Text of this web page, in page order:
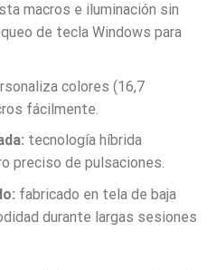
macros e iluminación sin
de tecla Windows para
colores (16,7
fácilmente.
tecnología híbrida
preciso de pulsaciones.
fabricado en tela de baja
durante largas sesiones